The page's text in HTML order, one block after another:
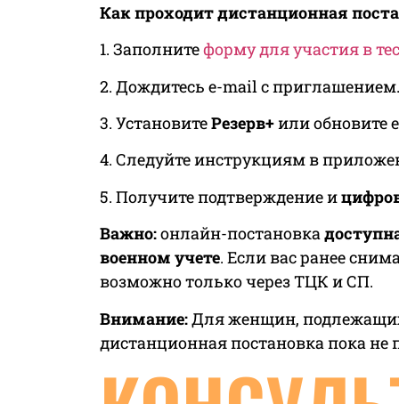
Как проходит дистанционная
1. Заполнитеформу для участия в
2. Дождитесь e-mail с приглашением.
3. УстановитеРезерв+или обновите
4. Следуйте инструкциям в
5. Получите подтверждение и
Важно:онлайн-постановка
военном учете. Если вас ранее
возможно только через ТЦК и СП.
Внимание:Для женщин,
дистанционная постановка пока не